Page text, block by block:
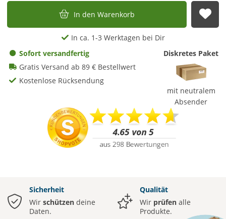
In den Warenkorb
In ca. 1-3 Werktagen bei Dir
Sofort versandfertig
Gratis Versand ab 89 € Bestellwert
Kostenlose Rücksendung
Diskretes Paket
mit neutralem
Absender
Sicherheit
Wir schützen deine
Daten.
Qualität
Wir prüfen alle
Produkte.